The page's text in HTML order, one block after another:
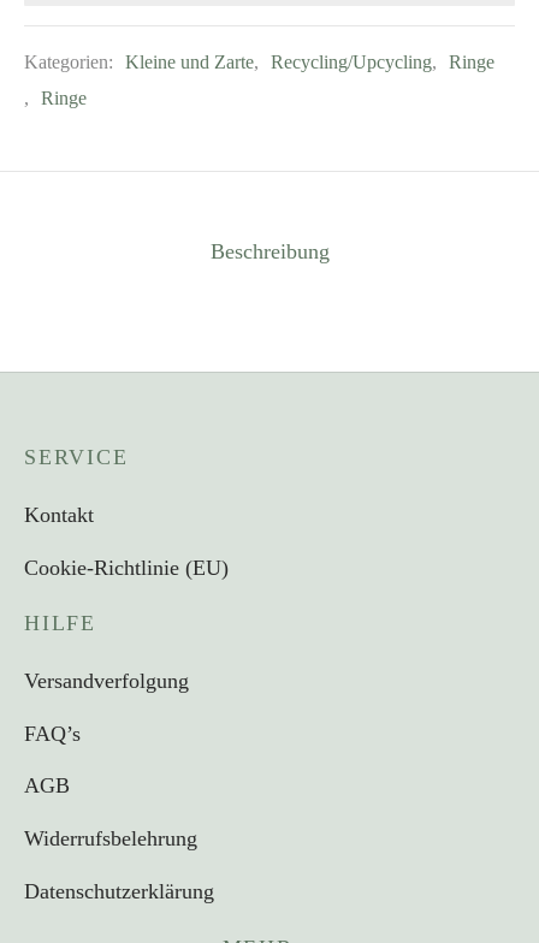
Kategorien: Kleine und Zarte, Recycling/Upcycling,
Ringe
,
Ringe
Beschreibung
SERVICE
Kontakt
Cookie-Richtlinie (EU)
HILFE
Versandverfolgung
FAQ’s
AGB
Widerrufsbelehrung
Datenschutzerklärung